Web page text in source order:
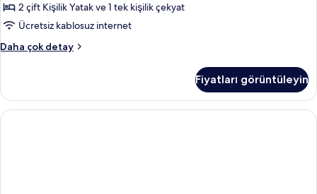
2 çift Kişilik Yatak ve 1 tek kişilik çekyat
Ücretsiz kablosuz internet
Daha çok detay
Daire
detay
Fiyatları görüntüleyin